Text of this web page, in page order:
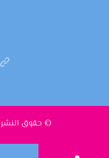
© حقوق النشر 2026. كل الحقوق محفوظة.